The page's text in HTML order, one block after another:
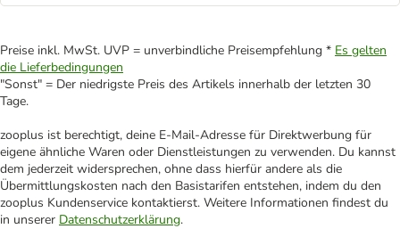
Preise inkl. MwSt. UVP = unverbindliche Preisempfehlung * Es gelten
die Lieferbedingungen
"Sonst" = Der niedrigste Preis des Artikels innerhalb der letzten 30
Tage.
zooplus ist berechtigt, deine E-Mail-Adresse für Direktwerbung für
eigene ähnliche Waren oder Dienstleistungen zu verwenden. Du kannst
dem jederzeit widersprechen, ohne dass hierfür andere als die
Übermittlungskosten nach den Basistarifen entstehen, indem du den
zooplus Kundenservice kontaktierst. Weitere Informationen findest du
in unserer Datenschutzerklärung.